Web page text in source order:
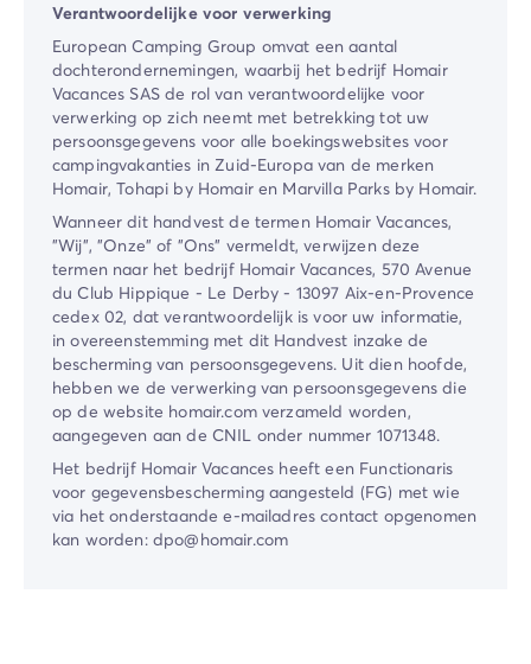
Camping Luxemburg
Vakantiethema's
Per thema
3-sterrencampings
4-sterrencamping
5 sterren campings
Camping aan een rivier
Camping dicht bij een beroemde stad
Camping direct aan zee
Camping en fietsen met het gezin
Camping met ANWB-etiket
Camping met hond
Camping met kinderclub
Camping met overdekt zwembad
Camping met verwarmd zwembad
Camping voor baby's en jonge kinderen
Campings met tienerclub
Gezinsvakantie op de camping
Verantwoordelijke voor verwerking
European Camping Group omvat een aantal
dochterondernemingen, waarbij het bedrijf Homair
Vacances SAS de rol van verantwoordelijke voor
verwerking op zich neemt met betrekking tot uw
persoonsgegevens voor alle boekingswebsites voor
campingvakanties in Zuid-Europa van de merken
Homair, Tohapi by Homair en Marvilla Parks by Homair.
Wanneer dit handvest de termen Homair Vacances,
"Wij", "Onze" of "Ons" vermeldt, verwijzen deze
termen naar het bedrijf Homair Vacances, 570 Avenue
du Club Hippique - Le Derby - 13097 Aix-en-Provence
cedex 02, dat verantwoordelijk is voor uw informatie,
in overeenstemming met dit Handvest inzake de
bescherming van persoonsgegevens. Uit dien hoofde,
hebben we de verwerking van persoonsgegevens die
op de website homair.com​ verzameld worden,
aangegeven aan de CNIL onder nummer 1071348.
Het bedrijf ​Homair Vacances​ heeft een Functionaris
voor gegevensbescherming aangesteld (FG) met wie
via het onderstaande e-mailadres contact opgenomen
kan worden: dpo@homair.com